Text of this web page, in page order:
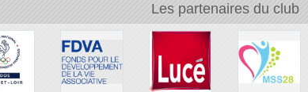
Les partenaires du club